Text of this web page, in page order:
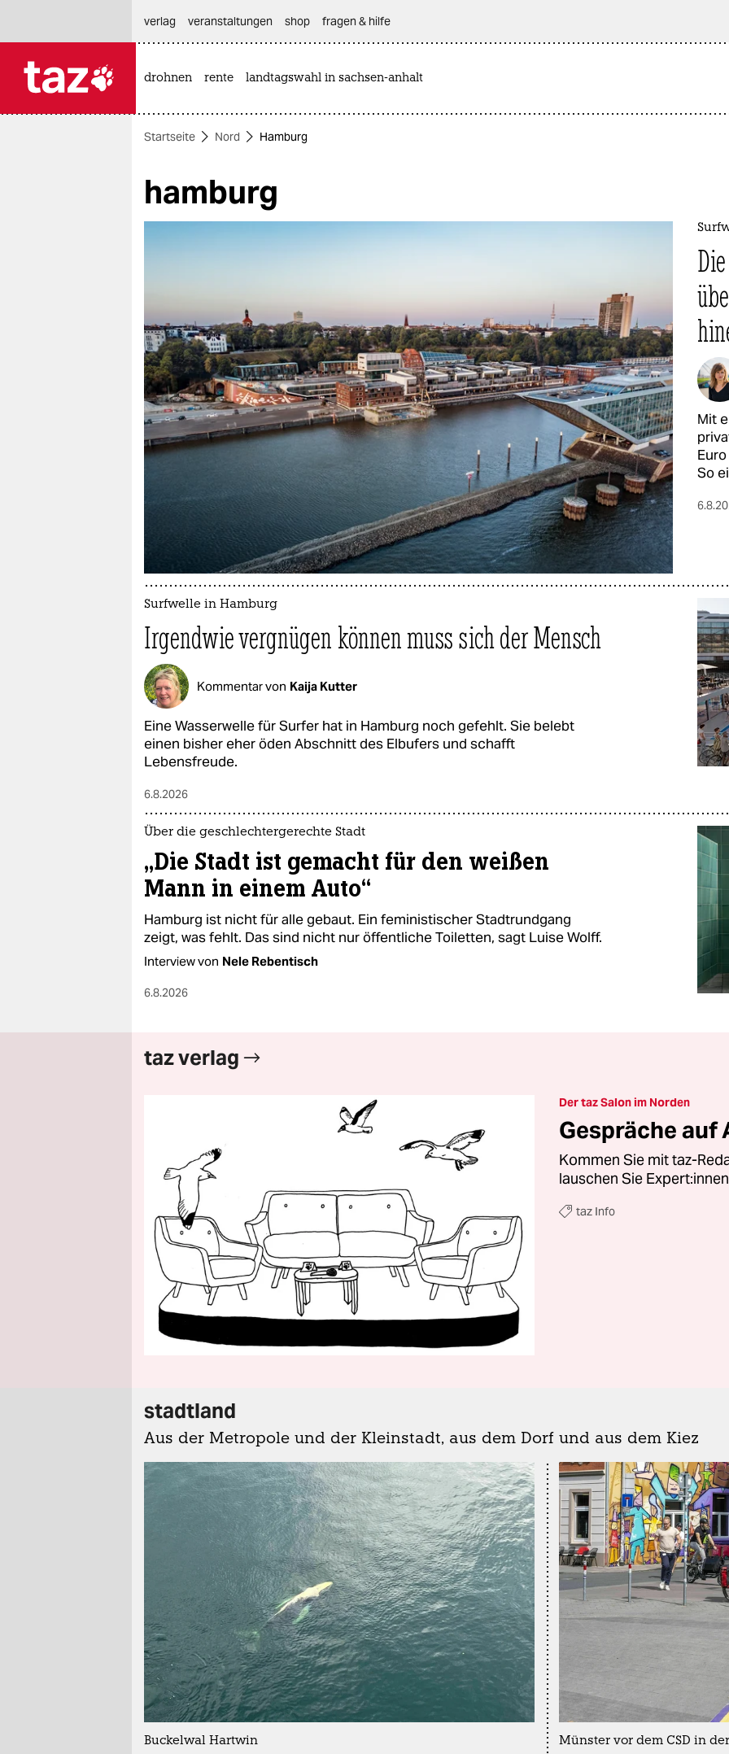
themen
politik
öko
sport
berlin
nord
wahrheit
verlag
veranstaltungen
shop
fragen & hilfe
unterstützen
abo
genossenschaft
epaper login
verlag
veranstaltungen shop fragen & hilfe
drohnen rente landtagswahl in sachsen-anhalt
Startseite Nord Hamburg
hamburg
Mit
So
Surfwelle in Hamburg
Irgendwie vergnügen können muss sich der Mensch
Kommentar von Kaija Kutter
Eine Wasserwelle für Surfer hat in Hamburg noch gefehlt. Sie belebt
einen bisher eher öden Abschnitt des Elbufers und schafft
Lebensfreude.
6.8.2026
Über die geschlechtergerechte Stadt
„Die Stadt ist gemacht für den weißen
Mann in einem Auto“
Hamburg ist nicht für alle gebaut. Ein feministischer Stadtrundgang
zeigt, was fehlt. Das sind nicht nur öffentliche Toiletten, sagt Luise Wolff.
Interview von Nele Rebentisch
6.8.2026
taz verlag
Der taz Salon im Norden
Gespräche auf
Kommen Sie mit taz-
lauschen Sie
taz Info
stadtland
Aus der Metropole und der Kleinstadt, aus dem Dorf und aus dem Kiez
Buckelwal Hartwin Münster vor dem CSD in